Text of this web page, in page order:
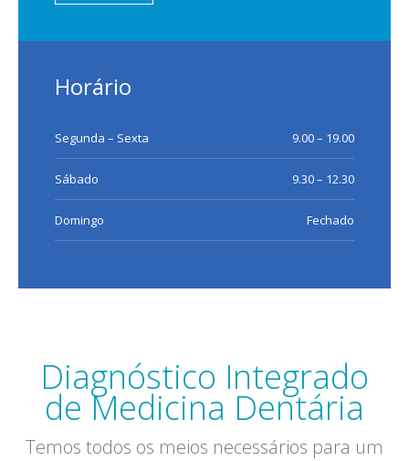
Horário
Segunda – Sexta 9.00 – 19.00
Sábado 9.30 – 12.30
Domingo Fechado
Diagnóstico Integrado
de Medicina Dentária
Temos todos os meios necessários para um